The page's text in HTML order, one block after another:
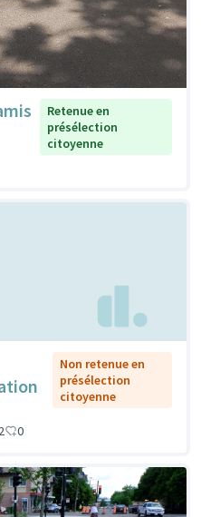
Retenue en
présélection
citoyenne
Non retenue en
présélection
citoyenne
0